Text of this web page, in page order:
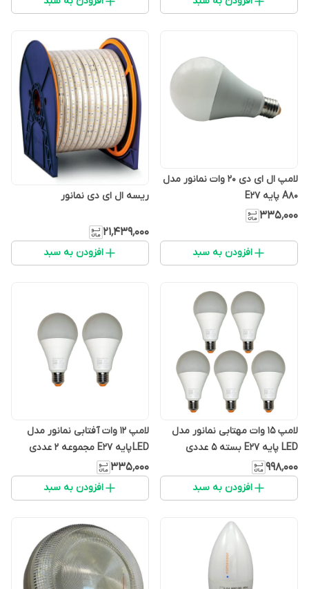
لامپ ال ای دی 20 وات نمانور مدل
A80 پایه E27
۳۳۵٬۰۰۰
افزودن به سبد
ریسه ال ای دی نمانور
۲۱٬۴۳۹٬۰۰۰
افزودن به سبد
لامپ 15 وات مهتابی نمانور مدل
LED پایه E27 بسته 5 عددی
۹۹۸٬۰۰۰
افزودن به سبد
لامپ 12 وات آفتابی نمانور مدل
LED پایه E27 مجموعه 2 عددی
۳۳۵٬۰۰۰
افزودن به سبد